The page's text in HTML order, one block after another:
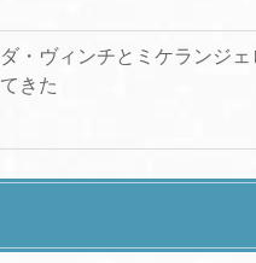
ダ・ヴィンチとミケランジェ
てきた